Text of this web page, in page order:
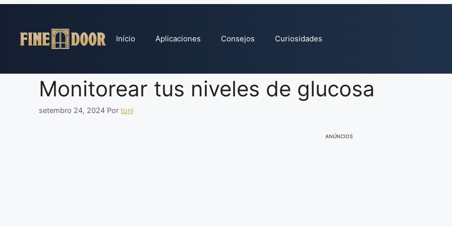
conteúdo
Início Aplicaciones Consejos Curiosidades
Monitorear tus niveles de glucosa
setembro 24, 2024 Por toni
ANÚNCIOS